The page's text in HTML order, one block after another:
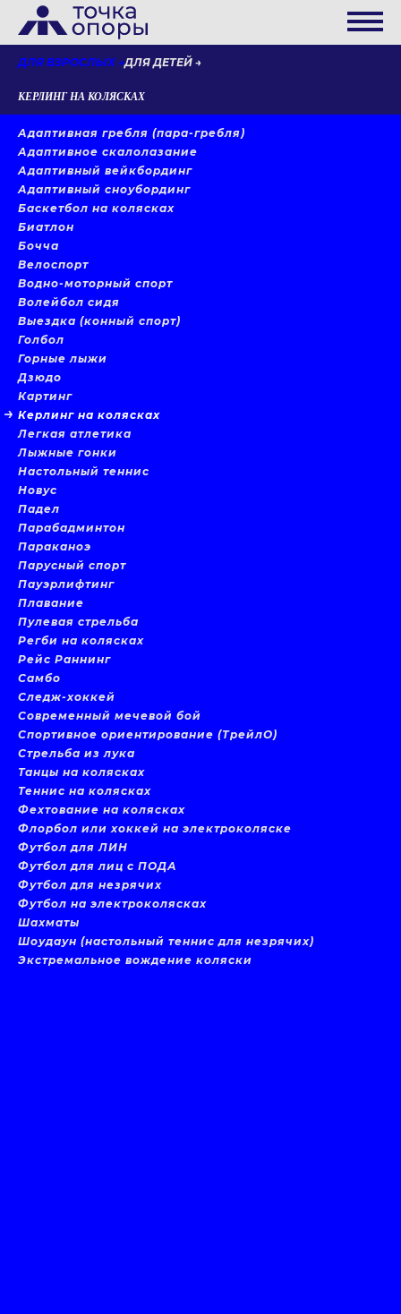
ДЛЯ ВЗРОСЛЫХ ДЛЯ ДЕТЕЙ
КЕРЛИНГ НА КОЛЯСКАХ
Адаптивная гребля (пара-гребля)
Адаптивное скалолазание
Адаптивный вейкбординг
Адаптивный сноубординг
Баскетбол на колясках
Биатлон
Бочча
Велоспорт
Водно-моторный спорт
Волейбол сидя
Выездка (конный спорт)
Голбол
Горные лыжи
Дзюдо
Картинг
Керлинг на колясках
Легкая атлетика
Лыжные гонки
Настольный теннис
Новус
Падел
Парабадминтон
Параканоэ
Парусный спорт
Пауэрлифтинг
Плавание
Пулевая стрельба
Регби на колясках
Рейс Раннинг
Самбо
Следж-хоккей
Современный мечевой бой
Спортивное ориентирование (ТрейлО)
Стрельба из лука
Танцы на колясках
Теннис на колясках
Фехтование на колясках
Флорбол или хоккей на электроколяске
Футбол для ЛИН
Футбол для лиц с ПОДА
Футбол для незрячих
Футбол на электроколясках
Шахматы
Шоудаун (настольный теннис для незрячих)
Экстремальное вождение коляски